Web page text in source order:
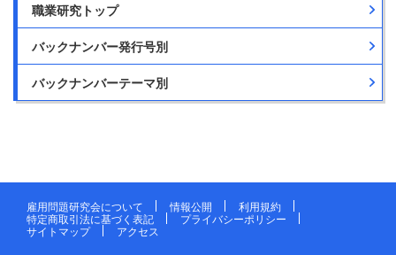
職業研究トップ
バックナンバー発行号別
バックナンバーテーマ別
雇用問題研究会について 情報公開
利用規約
特定商取引法に基づく表記
プライバシーポリシー
サイトマップ
アクセス